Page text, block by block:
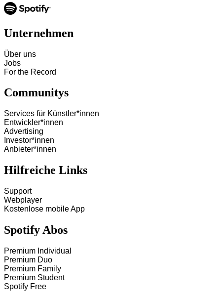
Unternehmen
Über uns
Jobs
For the Record
Communitys
Services für Künstler*innen
Entwickler*innen
Advertising
Investor*innen
Anbieter*innen
Hilfreiche Links
Support
Webplayer
Kostenlose mobile App
Spotify Abos
Premium Individual
Premium Duo
Premium Family
Premium Student
Spotify Free